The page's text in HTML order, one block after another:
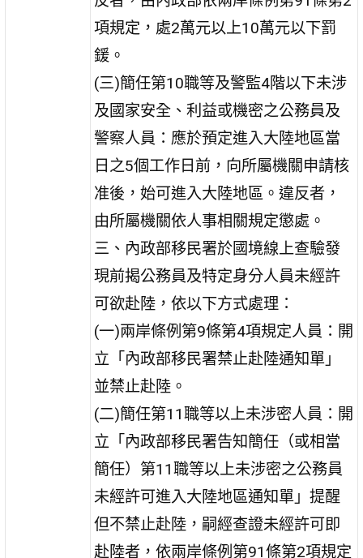
項規定，處2萬元以上10萬元以下罰
鍰。
(三)簡任第10職等及警監4階以下未涉
及國家安全、利益或機密之公務員及
警察人員：應於預定進入大陸地區當
日之5個工作日前，向所屬機關申請核
准後，始可進入大陸地區。違反者，
由所屬機關依人事相關規定懲處。
三、內政部移民署於國境線上查驗發
現前揭公務員及特定身分人員未經許
可欲赴陸，依以下方式處理：
(一)兩岸條例第9條第4項規定人員：開
立「內政部移民署禁止赴陸通知單」
並禁止赴陸。
(二)簡任第11職等以上未涉密人員：開
立「內政部移民署告知簡任（或相當
簡任）第11職等以上未涉密之公務員
未經許可進入大陸地區通知單」提醒
但不禁止赴陸，嗣經查證未經許可即
赴陸者，依兩岸條例第91條第2項規定